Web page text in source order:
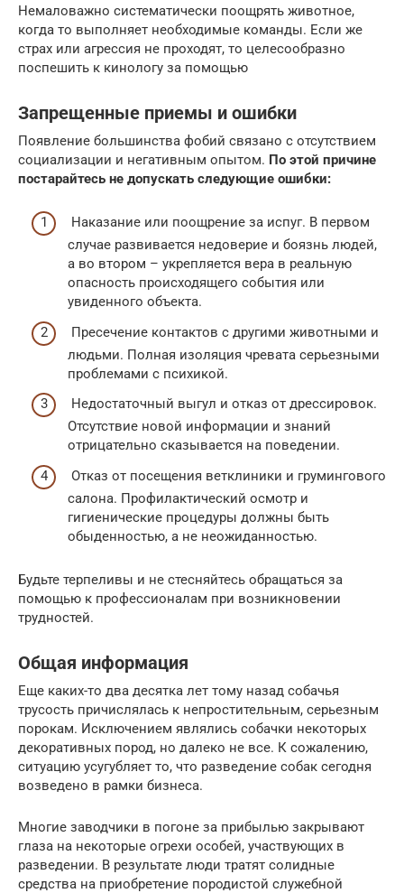
Немаловажно систематически поощрять животное,
когда то выполняет необходимые команды. Если же
страх или агрессия не проходят, то целесообразно
поспешить к кинологу за помощью
Запрещенные приемы и ошибки
Появление большинства фобий связано с отсутствием
социализации и негативным опытом. По этой причине
постарайтесь не допускать следующие ошибки:
Наказание или поощрение за испуг. В первом
случае развивается недоверие и боязнь людей,
а во втором – укрепляется вера в реальную
опасность происходящего события или
увиденного объекта.
Пресечение контактов с другими животными и
людьми. Полная изоляция чревата серьезными
проблемами с психикой.
Недостаточный выгул и отказ от дрессировок.
Отсутствие новой информации и знаний
отрицательно сказывается на поведении.
Отказ от посещения ветклиники и грумингового
салона. Профилактический осмотр и
гигиенические процедуры должны быть
обыденностью, а не неожиданностью.
Будьте терпеливы и не стесняйтесь обращаться за
помощью к профессионалам при возникновении
трудностей.
Общая информация
Еще каких-то два десятка лет тому назад собачья
трусость причислялась к непростительным, серьезным
порокам. Исключением являлись собачки некоторых
декоративных пород, но далеко не все. К сожалению,
ситуацию усугубляет то, что разведение собак сегодня
возведено в рамки бизнеса.
Многие заводчики в погоне за прибылью закрывают
глаза на некоторые огрехи особей, участвующих в
разведении. В результате люди тратят солидные
средства на приобретение породистой служебной